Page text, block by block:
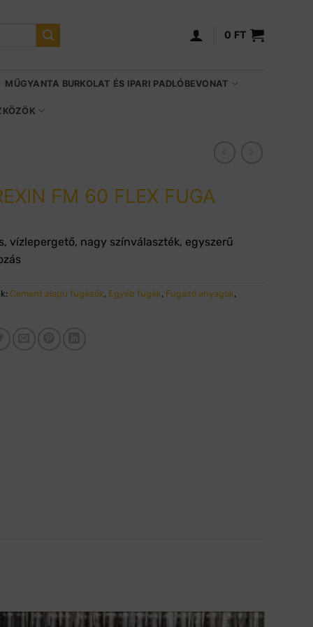
0 FT
MŰGYANTA BURKOLAT ÉS IPARI PADLÓBEVONAT
FM 60 FLEX FUGA
vízlepergető, nagy színválaszték, egyszerű
Cement alapú fugázók, Egyéb fugák, Fugázó anyagok,